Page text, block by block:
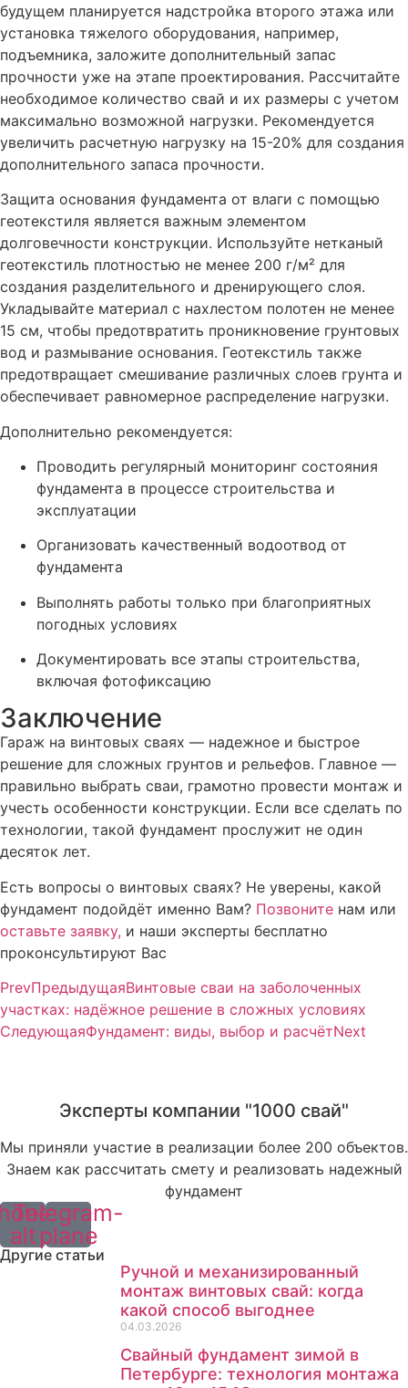
будущем планируется надстройка второго этажа или
установка тяжелого оборудования, например,
подъемника, заложите дополнительный запас
прочности уже на этапе проектирования. Рассчитайте
необходимое количество свай и их размеры с учетом
максимально возможной нагрузки. Рекомендуется
увеличить расчетную нагрузку на 15-20% для создания
дополнительного запаса прочности.
Защита основания фундамента от влаги с помощью
геотекстиля является важным элементом
долговечности конструкции. Используйте нетканый
геотекстиль плотностью не менее 200 г/м² для
создания разделительного и дренирующего слоя.
Укладывайте материал с нахлестом полотен не менее
15 см, чтобы предотвратить проникновение грунтовых
вод и размывание основания. Геотекстиль также
предотвращает смешивание различных слоев грунта и
обеспечивает равномерное распределение нагрузки.
Дополнительно рекомендуется:
Проводить регулярный мониторинг состояния
фундамента в процессе строительства и
эксплуатации
Организовать качественный водоотвод от
фундамента
Выполнять работы только при благоприятных
погодных условиях
Документировать все этапы строительства,
включая фотофиксацию
Заключение
Гараж на винтовых сваях — надежное и быстрое
решение для сложных грунтов и рельефов. Главное —
правильно выбрать сваи, грамотно провести монтаж и
учесть особенности конструкции. Если все сделать по
технологии, такой фундамент прослужит не один
десяток лет.
Есть вопросы о винтовых сваях? Не уверены, какой
фундамент подойдёт именно Вам? Позвоните нам или
оставьте заявку, и наши эксперты бесплатно
проконсультируют Вас
PrevПредыдущаяВинтовые сваи на заболоченных
участках: надёжное решение в сложных условиях
СледующаяФундамент: виды, выбор и расчётNext
Эксперты компании "1000 свай"
Мы приняли участие в реализации более 200 объектов.
Знаем как рассчитать смету и реализовать надежный
фундамент
alt
Telegram-
plane
Другие статьи
Ручной и механизированный
монтаж винтовых свай: когда
какой способ выгоднее
04.03.2026
Свайный фундамент зимой в
Петербурге: технология монтажа